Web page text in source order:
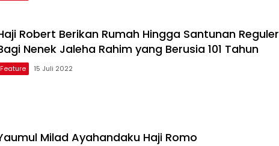
Robert Berikan Rumah Hingga Santunan Reguler
Nenek Jaleha Rahim yang Berusia 101 Tahun
Feature 15 Juli 2022
Milad Ayahandaku Haji Romo